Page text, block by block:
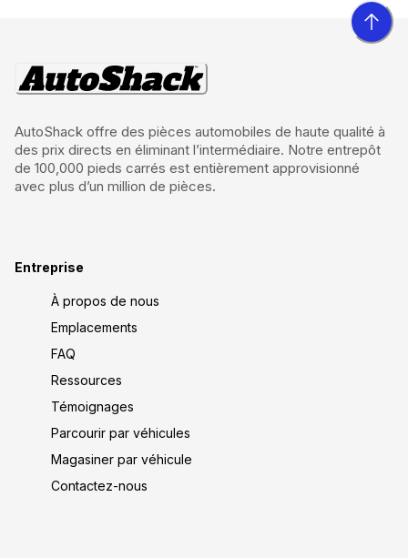
AutoShack offre des pièces automobiles de haute qualité à
des prix directs en éliminant l’intermédiaire. Notre entrepôt
de 100,000 pieds carrés est entièrement approvisionné
avec plus d’un million de pièces.
Entreprise
À propos de nous
Emplacements
FAQ
Ressources
Témoignages
Parcourir par véhicules
Magasiner par véhicule
Contactez-nous